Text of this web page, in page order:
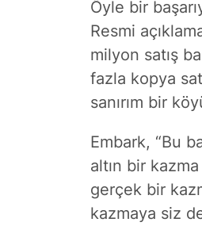
Öyle bir
Resmi
milyon satış
fazla kopya
sanırım bir
Embark, “Bu
altın bir
gerçek bir
kazmaya siz